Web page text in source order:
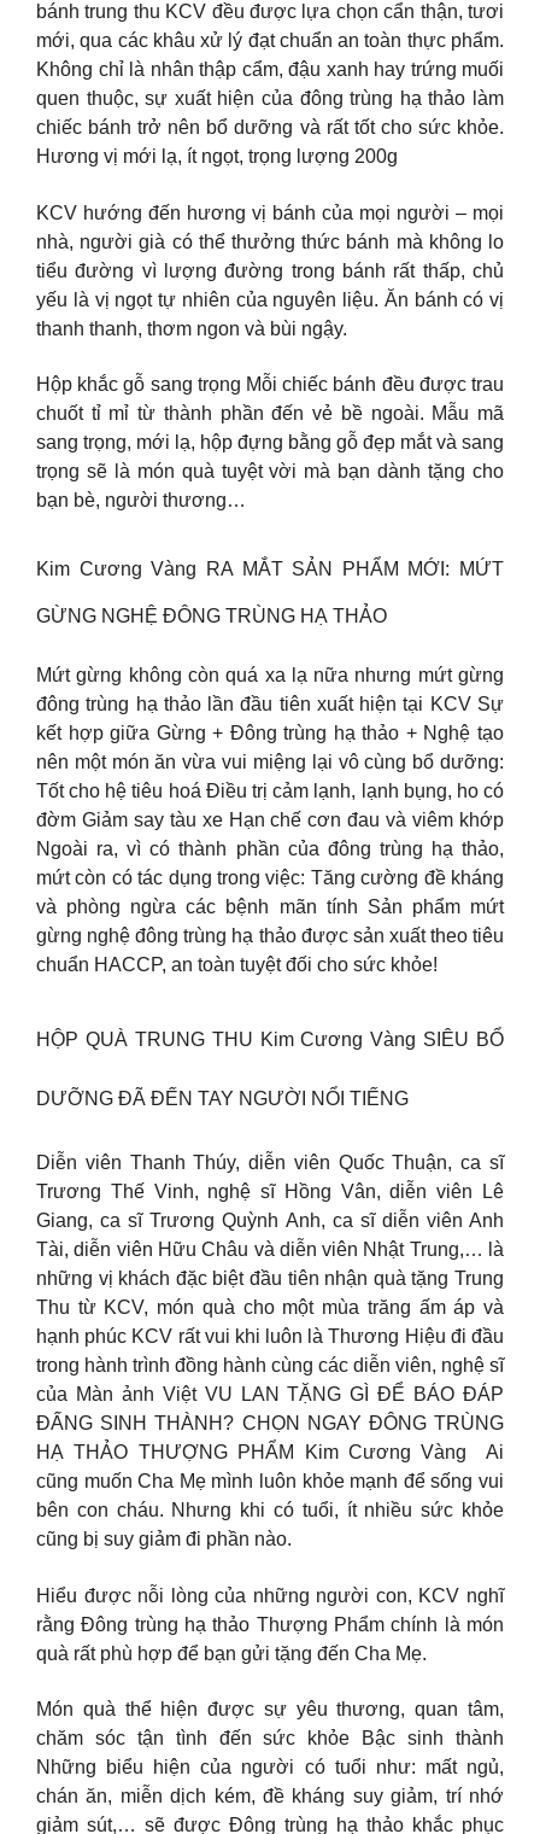
bánh trung thu KCV đều được lựa chọn cẩn thận, tươi
mới, qua các khâu xử lý đạt chuẩn an toàn thực phẩm.
Không chỉ là nhân thập cẩm, đậu xanh hay trứng muối
quen thuộc, sự xuất hiện của đông trùng hạ thảo làm
chiếc bánh trở nên bổ dưỡng và rất tốt cho sức khỏe.
Hương vị mới lạ, ít ngọt, trọng lượng 200g
KCV hướng đến hương vị bánh của mọi người – mọi
nhà, người già có thể thưởng thức bánh mà không lo
tiểu đường vì lượng đường trong bánh rất thấp, chủ
yếu là vị ngọt tự nhiên của nguyên liệu. Ăn bánh có vị
thanh thanh, thơm ngon và bùi ngậy.
Hộp khắc gỗ sang trọng Mỗi chiếc bánh đều được trau
chuốt tỉ mỉ từ thành phần đến vẻ bề ngoài. Mẫu mã
sang trọng, mới lạ, hộp đựng bằng gỗ đẹp mắt và sang
trọng sẽ là món quà tuyệt vời mà bạn dành tặng cho
bạn bè, người thương…
Kim Cương Vàng RA MẮT SẢN PHẨM MỚI: MỨT
GỪNG NGHỆ ĐÔNG TRÙNG HẠ THẢO
Mứt gừng không còn quá xa lạ nữa nhưng mứt gừng
đông trùng hạ thảo lần đầu tiên xuất hiện tại KCV Sự
kết hợp giữa Gừng + Đông trùng hạ thảo + Nghệ tạo
nên một món ăn vừa vui miệng lại vô cùng bổ dưỡng:
Tốt cho hệ tiêu hoá Điều trị cảm lạnh, lạnh bụng, ho có
đờm Giảm say tàu xe Hạn chế cơn đau và viêm khớp
Ngoài ra, vì có thành phần của đông trùng hạ thảo,
mứt còn có tác dụng trong việc: Tăng cường đề kháng
và phòng ngừa các bệnh mãn tính Sản phẩm mứt
gừng nghệ đông trùng hạ thảo được sản xuất theo tiêu
chuẩn HACCP, an toàn tuyệt đối cho sức khỏe!
HỘP QUÀ TRUNG THU Kim Cương Vàng SIÊU BỔ
DƯỠNG ĐÃ ĐẾN TAY NGƯỜI NỔI TIẾNG
Diễn viên Thanh Thúy, diễn viên Quốc Thuận, ca sĩ
Trương Thế Vinh, nghệ sĩ Hồng Vân, diễn viên Lê
Giang, ca sĩ Trương Quỳnh Anh, ca sĩ diễn viên Anh
Tài, diễn viên Hữu Châu và diễn viên Nhật Trung,… là
những vị khách đặc biệt đầu tiên nhận quà tặng Trung
Thu từ KCV, món quà cho một mùa trăng ấm áp và
hạnh phúc KCV rất vui khi luôn là Thương Hiệu đi đầu
trong hành trình đồng hành cùng các diễn viên, nghệ sĩ
của Màn ảnh Việt VU LAN TẶNG GÌ ĐỂ BÁO ĐÁP
ĐẤNG SINH THÀNH? CHỌN NGAY ĐÔNG TRÙNG
HẠ THẢO THƯỢNG PHẨM Kim Cương Vàng Ai
cũng muốn Cha Mẹ mình luôn khỏe mạnh để sống vui
bên con cháu. Nhưng khi có tuổi, ít nhiều sức khỏe
cũng bị suy giảm đi phần nào.
Hiểu được nỗi lòng của những người con, KCV nghĩ
rằng Đông trùng hạ thảo Thượng Phẩm chính là món
quà rất phù hợp để bạn gửi tặng đến Cha Mẹ.
Món quà thể hiện được sự yêu thương, quan tâm,
chăm sóc tận tình đến sức khỏe Bậc sinh thành
Những biểu hiện của người có tuổi như: mất ngủ,
chán ăn, miễn dịch kém, đề kháng suy giảm, trí nhớ
giảm sút,… sẽ được Đông trùng hạ thảo khắc phục